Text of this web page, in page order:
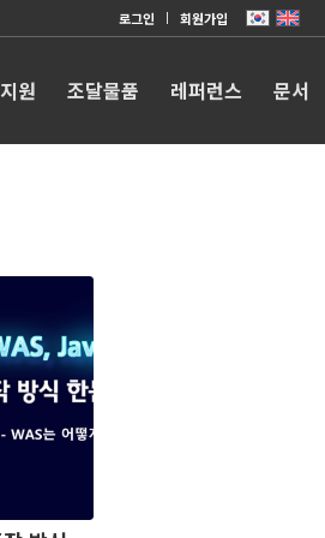
로그인 회원가입
원 조달물품 레퍼런스 문서